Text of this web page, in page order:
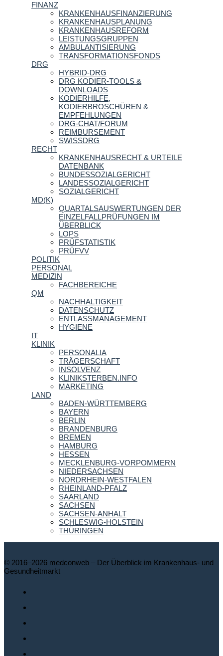
FINANZ
KRANKENHAUSFINANZIERUNG
KRANKENHAUSPLANUNG
KRANKENHAUSREFORM
LEISTUNGSGRUPPEN
AMBULANTISIERUNG
TRANSFORMATIONSFONDS
DRG
HYBRID-DRG
DRG KODIER-TOOLS &
DOWNLOADS
KODIERHILFE,
KODIERBROSCHÜREN &
EMPFEHLUNGEN
DRG-CHAT/FORUM
REIMBURSEMENT
SWISSDRG
RECHT
KRANKENHAUSRECHT & URTEILE
DATENBANK
BUNDESSOZIALGERICHT
LANDESSOZIALGERICHT
SOZIALGERICHT
MD(K)
QUARTALSAUSWERTUNGEN DER
EINZELFALLPRÜFUNGEN IM
ÜBERBLICK
LOPS
PRÜFSTATISTIK
PRÜFVV
POLITIK
PERSONAL
MEDIZIN
FACHBEREICHE
QM
NACHHALTIGKEIT
DATENSCHUTZ
ENTLASSMANAGEMENT
HYGIENE
IT
KLINIK
PERSONALIA
TRÄGERSCHAFT
INSOLVENZ
KLINIKSTERBEN.INFO
MARKETING
LAND
BADEN-WÜRTTEMBERG
BAYERN
BERLIN
BRANDENBURG
BREMEN
HAMBURG
HESSEN
MECKLENBURG-VORPOMMERN
NIEDERSACHSEN
NORDRHEIN-WESTFALEN
RHEINLAND-PFALZ
SAARLAND
SACHSEN
SACHSEN-ANHALT
SCHLESWIG-HOLSTEIN
THÜRINGEN
© 2016–2026 medconweb – Der Überblick im Krankenhaus- und
Gesundheitmarkt